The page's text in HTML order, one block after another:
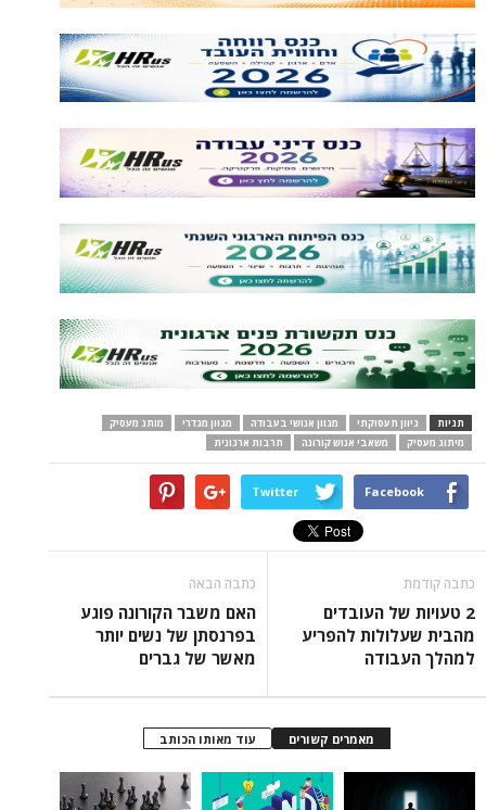
תגיות גיוון תעסוקתי מגוון אנושי בעבודה מגוון מגדרי
מותג מעסיק
מיתוג מעסיק
משאבי אנוש קורונה תרבות ארגונית
Facebook
Twitter
כתבה קודמת
2 טעויות של העובדים
מהבית שעלולות להפריע
למהלך העבודה
כתבה הבאה
האם משבר הקורונה פוגע
בפרנסתן של נשים יותר
מאשר של גברים
מאמרים קשורים עוד מאותו הכותב